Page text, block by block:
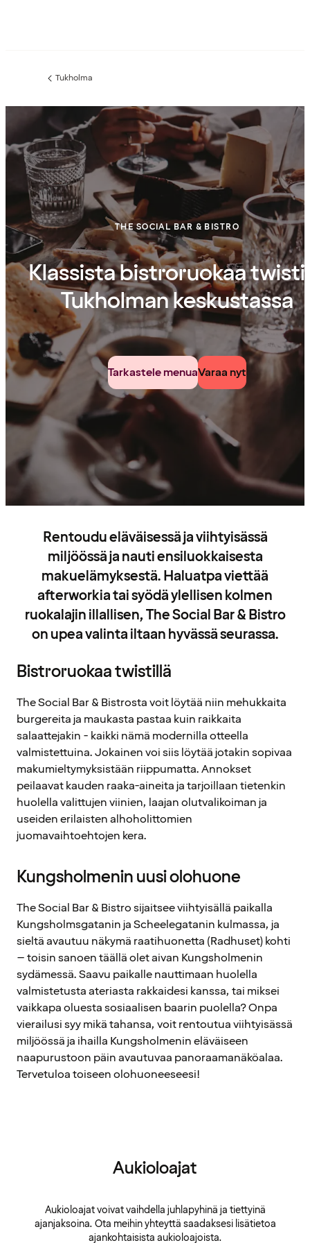
Edellinen
Tukholma
THE SOCIAL BAR & BISTRO
Klassista bistroruokaa
Tukholman keskustassa
Tarkastele menuaVaraa nyt
Rentoudu eläväisessä ja viihtyisässä
miljöössä ja nauti ensiluokkaisesta
makuelämyksestä. Haluatpa viettää
afterworkia tai syödä ylellisen kolmen
ruokalajin illallisen, The Social Bar & Bistro
on upea valinta iltaan hyvässä seurassa.
Bistroruokaa twistillä
The Social Bar & Bistrosta voit löytää niin mehukkaita
burgereita ja maukasta pastaa kuin raikkaita
salaattejakin - kaikki nämä modernilla otteella
valmistettuina. Jokainen voi siis löytää jotakin sopivaa
makumieltymyksistään riippumatta. Annokset
peilaavat kauden raaka-aineita ja tarjoillaan tietenkin
huolella valittujen viinien, laajan olutvalikoiman ja
useiden erilaisten alhoholittomien
juomavaihtoehtojen kera.
Kungsholmenin uusi olohuone
The Social Bar & Bistro sijaitsee viihtyisällä paikalla
Kungsholmsgatanin ja Scheelegatanin kulmassa, ja
sieltä avautuu näkymä raatihuonetta (Radhuset) kohti
– toisin sanoen täällä olet aivan Kungsholmenin
sydämessä. Saavu paikalle nauttimaan huolella
valmistetusta ateriasta rakkaidesi kanssa, tai miksei
vaikkapa oluesta sosiaalisen baarin puolella? Onpa
vierailusi syy mikä tahansa, voit rentoutua viihtyisässä
miljöössä ja ihailla Kungsholmenin eläväiseen
naapurustoon päin avautuvaa panoraamanäköalaa.
Tervetuloa toiseen olohuoneeseesi!
Aukioloajat
Aukioloajat voivat vaihdella juhlapyhinä ja tiettyinä
ajanjaksoina. Ota meihin yhteyttä saadaksesi lisätietoa
ajankohtaisista aukioloajoista.